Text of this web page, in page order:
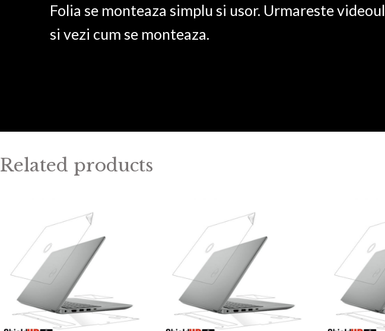
Folia se monteaza simplu si usor. Urmareste videoul
si vezi cum se monteaza.
Related products